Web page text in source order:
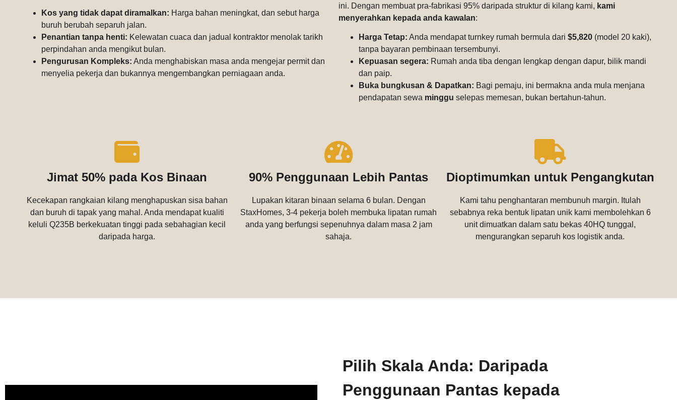
Kos yang tidak dapat diramalkan: Harga bahan meningkat, dan sebut harga
buruh berubah separuh jalan.
Penantian tanpa henti: Kelewatan cuaca dan jadual kontraktor menolak tarikh
perpindahan anda mengikut bulan.
Pengurusan Kompleks: Anda menghabiskan masa anda mengejar permit dan
menyelia pekerja dan bukannya mengembangkan perniagaan anda.
ini. Dengan membuat pra-fabrikasi 95% daripada struktur di kilang kami, kami
menyerahkan kepada anda kawalan:
Harga Tetap: Anda mendapat turnkey rumah bermula dari $5,820 (model 20 kaki),
tanpa bayaran pembinaan tersembunyi.
Kepuasan segera: Rumah anda tiba dengan lengkap dengan dapur, bilik mandi
dan paip.
Buka bungkusan & Dapatkan: Bagi pemaju, ini bermakna anda mula menjana
pendapatan sewa minggu selepas memesan, bukan bertahun-tahun.
Jimat 50% pada Kos Binaan
Kecekapan rangkaian kilang menghapuskan sisa bahan
dan buruh di tapak yang mahal. Anda mendapat kualiti
keluli Q235B berkekuatan tinggi pada sebahagian kecil
daripada harga.
90% Penggunaan Lebih Pantas
Lupakan kitaran binaan selama 6 bulan. Dengan
StaxHomes, 3-4 pekerja boleh membuka lipatan rumah
anda yang berfungsi sepenuhnya dalam masa 2 jam
sahaja.
Dioptimumkan untuk Pengangkutan
Kami tahu penghantaran membunuh margin. Itulah
sebabnya reka bentuk lipatan unik kami membolehkan 6
unit dimuatkan dalam satu bekas 40HQ tunggal,
mengurangkan separuh kos logistik anda.
Pilih Skala Anda: Daripada
Penggunaan Pantas kepada